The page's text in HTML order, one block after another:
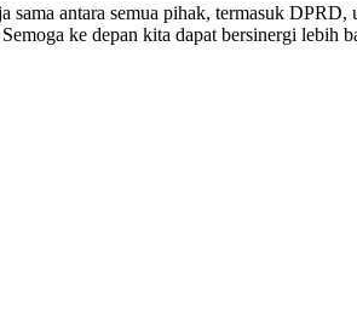
antara semua pihak, termasuk
ke depan kita dapat bersinergi